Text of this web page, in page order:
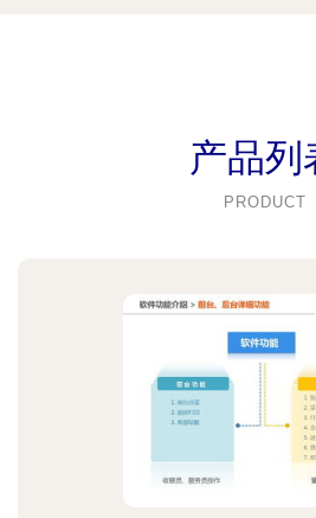
产品列
PRODUCT